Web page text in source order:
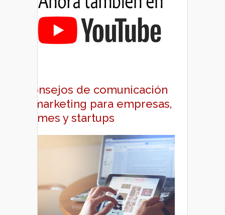
Consejos de comunicación
y marketing para empresas,
pymes y startups